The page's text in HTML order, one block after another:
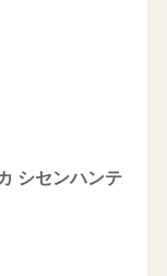
シセンハンテ